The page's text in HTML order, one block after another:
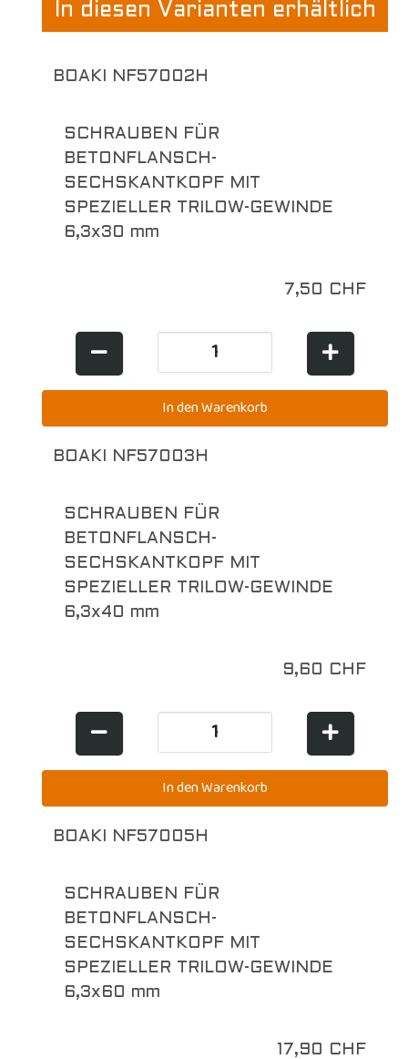
In diesen Varianten erhältlich
BOAKI NF57002H
SCHRAUBEN FÜR
BETONFLANSCH-
SECHSKANTKOPF MIT
SPEZIELLER TRILOW-GEWINDE
6,3x30 mm
7,50 CHF
BOAKI NF57003H
SCHRAUBEN FÜR
BETONFLANSCH-
SECHSKANTKOPF MIT
SPEZIELLER TRILOW-GEWINDE
6,3x40 mm
9,60 CHF
BOAKI NF57005H
SCHRAUBEN FÜR
BETONFLANSCH-
SECHSKANTKOPF MIT
SPEZIELLER TRILOW-GEWINDE
6,3x60 mm
17,90 CHF